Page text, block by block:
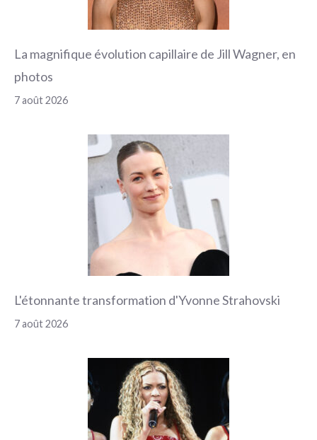
La magnifique évolution capillaire de Jill Wagner, en
photos
7 août 2026
L'étonnante transformation d'Yvonne Strahovski
7 août 2026